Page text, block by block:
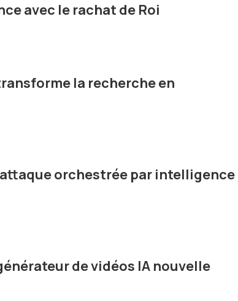
avec le rachat de Roi
la recherche en
orchestrée par intelligence
de vidéos IA nouvelle